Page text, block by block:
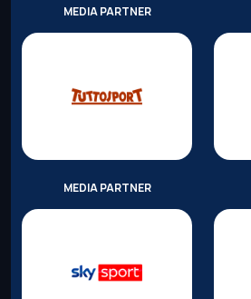
MEDIA PARTNER
MEDIA PARTNER